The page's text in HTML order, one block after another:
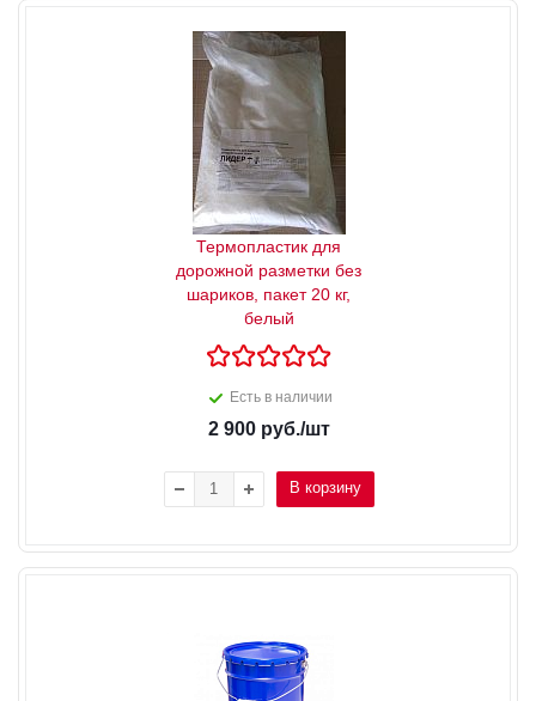
Термопластик для
дорожной разметки без
шариков, пакет 20 кг,
белый
Есть в наличии
2 900руб./шт
В корзину